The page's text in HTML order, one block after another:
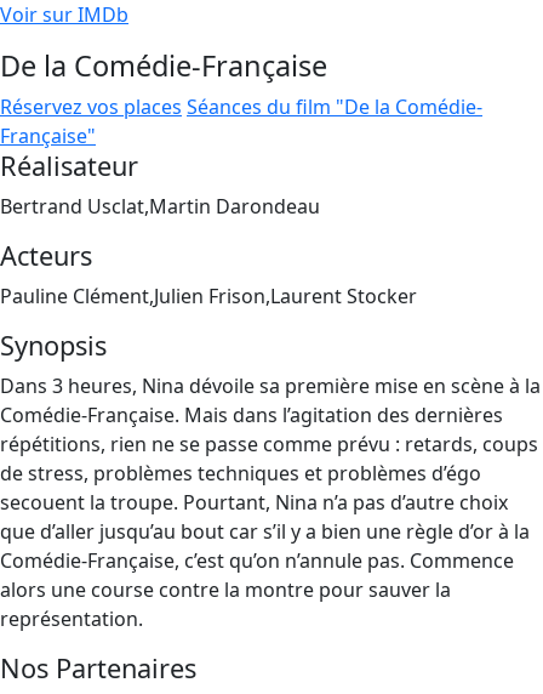
Voir sur IMDb
De la Comédie-Française
Réservez vos places Séances du film "De la Comédie-
Française"
Réalisateur
Bertrand Usclat,Martin Darondeau
Acteurs
Pauline Clément,Julien Frison,Laurent Stocker
Synopsis
Dans 3 heures, Nina dévoile sa première mise en scène à la
Comédie-Française. Mais dans l’agitation des dernières
répétitions, rien ne se passe comme prévu : retards, coups
de stress, problèmes techniques et problèmes d’égo
secouent la troupe. Pourtant, Nina n’a pas d’autre choix
que d’aller jusqu’au bout car s’il y a bien une règle d’or à la
Comédie-Française, c’est qu’on n’annule pas. Commence
alors une course contre la montre pour sauver la
représentation.
Nos Partenaires